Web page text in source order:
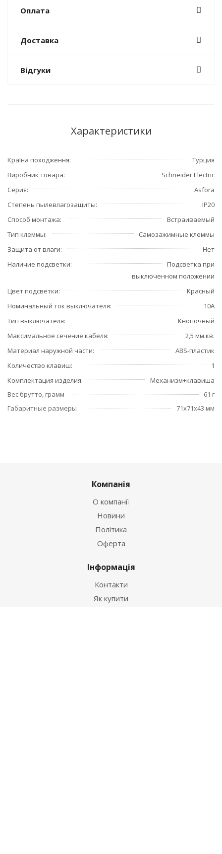
Оплата
Доставка
Відгуки
Характеристики
Країна походження
Турция
Виробник товара
Schneider Electric
Серия
Asfora
Степень пылевлагозащиты
IP20
Способ монтажа
Встраиваемый
Тип клеммы
Самозажимные клеммы
Защита от влаги
Нет
Наличие подсветки
Подсветка при
выключенном положении
Цвет подсветки
Красный
Номинальный ток выключателя
10А
Тип выключателя
Кнопочный
Максимальное сечение кабеля
2,5 мм.кв.
Материал наружной части
ABS-пластик
Количество клавиш
1
Комплектация изделия
Механизм+клавиша
Вес брутто, грамм
61 г
Габаритные размеры
71x71x43 мм
Компанія
О компанії
Новини
Політика
Оферта
Інформація
Контакти
Як купити